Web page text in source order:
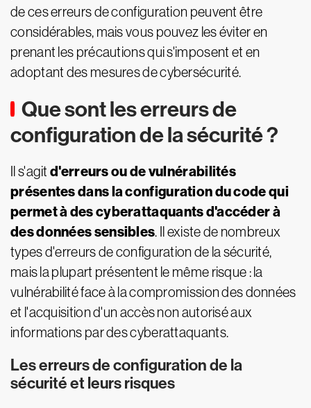
de ces erreurs de configuration peuvent être
considérables, mais vous pouvez les éviter en
prenant les précautions qui s'imposent et en
adoptant des mesures de cybersécurité.
Que sont les erreurs de
configuration de la sécurité ?
Il s'agit d'erreurs ou de vulnérabilités
présentes dans la configuration du code qui
permet à des cyberattaquants d'accéder à
des données sensibles. Il existe de nombreux
types d'erreurs de configuration de la sécurité,
mais la plupart présentent le même risque : la
vulnérabilité face à la compromission des données
et l'acquisition d'un accès non autorisé aux
informations par des cyberattaquants.
Les erreurs de configuration de la
sécurité et leurs risques